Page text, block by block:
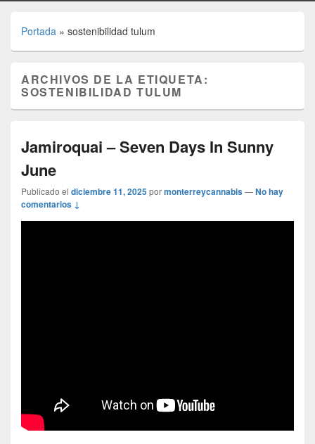
Portada » sostenibilidad tulum
ARCHIVOS DE LA ETIQUETA:
SOSTENIBILIDAD TULUM
Jamiroquai – Seven Days In Sunny
June
Publicado el diciembre 11, 2025pormonterreycannabis—No hay
comentarios ↓